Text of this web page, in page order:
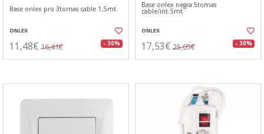
Base onlex pro 3tomas cable 1,5mt.
ONLEX
11,48€ 16,41€ - 30%
Base onlex negra 5tomas
cable/int.5mt
ONLEX
17,53€ 25,05€ - 30%